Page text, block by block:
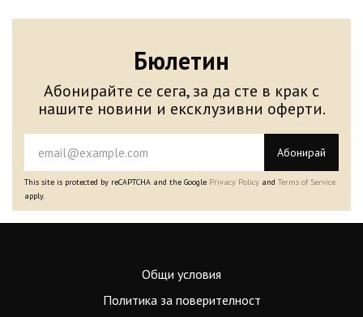
Бюлетин
Абонирайте се сега, за да сте в крак с
нашите новини и ексклузивни оферти.
Абонирай
This site is protected by reCAPTCHA and the Google Privacy Policy and Terms of Service
apply.
Общи условия
Политика за поверителност